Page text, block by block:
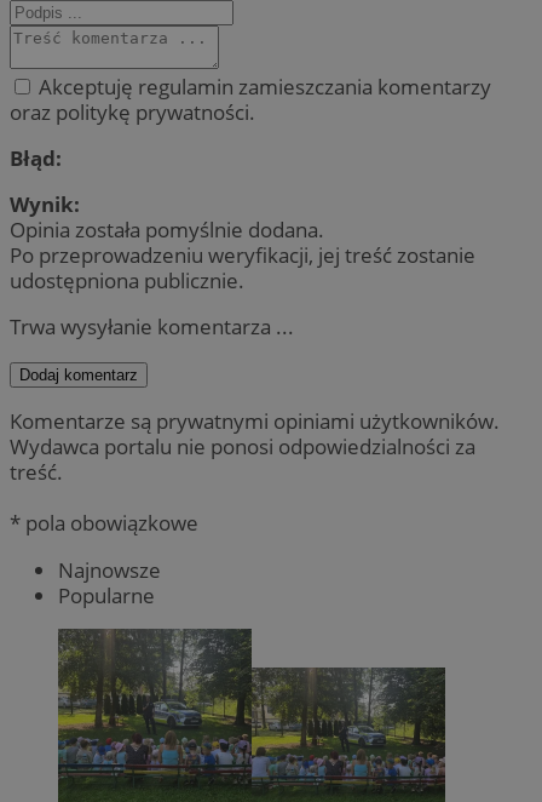
Akceptuję regulamin zamieszczania komentarzy
oraz politykę prywatności.
Błąd:
Wynik:
Opinia została pomyślnie dodana.
Po przeprowadzeniu weryfikacji, jej treść zostanie
udostępniona publicznie.
Trwa wysyłanie komentarza ...
Dodaj komentarz
Komentarze są prywatnymi opiniami użytkowników.
Wydawca portalu nie ponosi odpowiedzialności za
treść.
* pola obowiązkowe
Najnowsze
Popularne